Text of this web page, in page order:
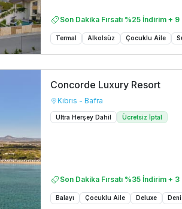
Son Dakika Fırsatı %25 İndirim +
Termal Alkolsüz Çocuklu Aile
Concorde Luxury Resort
Kıbrıs - Bafra
Ultra Herşey Dahil Ücretsiz İptal
Son Dakika Fırsatı %35 İndirim +
Balayı Çocuklu Aile Deluxe